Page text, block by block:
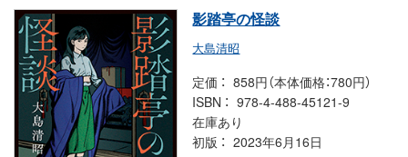
影踏亭の怪談
大島清昭
定価
858円（本体価格：780円）
ISBN
978-4-488-45121-9
在庫あり
初版
2023年6月16日